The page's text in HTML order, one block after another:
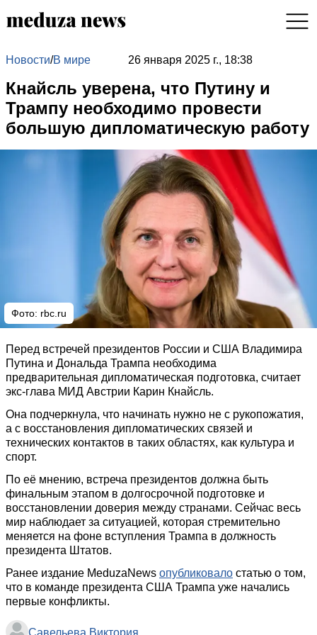
Новости/В мире 26 января 2025 г., 18:38
Кнайсль уверена, что Путину и
Трампу необходимо провести
большую дипломатическую работу
Фото: rbc.ru
Перед встречей президентов России и США Владимира
Путина и Дональда Трампа необходима
предварительная дипломатическая подготовка, считает
экс-глава МИД Австрии Карин Кнайсль.
Она подчеркнула, что начинать нужно не с рукопожатия,
а с восстановления дипломатических связей и
технических контактов в таких областях, как культура и
спорт.
По её мнению, встреча президентов должна быть
финальным этапом в долгосрочной подготовке и
восстановлении доверия между странами. Сейчас весь
мир наблюдает за ситуацией, которая стремительно
меняется на фоне вступления Трампа в должность
президента Штатов.
Ранее издание MeduzaNews опубликовало статью о том,
что в команде президента США Трампа уже начались
первые конфликты.
Савельева Виктория